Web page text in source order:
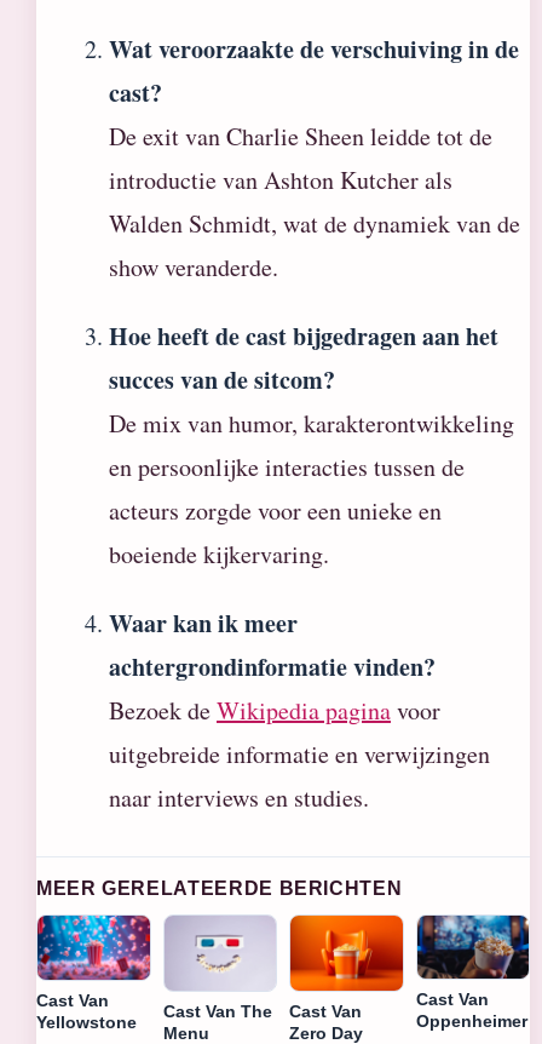
Wat veroorzaakte de verschuiving in de
cast?
De exit van Charlie Sheen leidde tot de
introductie van Ashton Kutcher als
Walden Schmidt, wat de dynamiek van de
show veranderde.
Hoe heeft de cast bijgedragen aan het
succes van de sitcom?
De mix van humor, karakterontwikkeling
en persoonlijke interacties tussen de
acteurs zorgde voor een unieke en
boeiende kijkervaring.
Waar kan ik meer
achtergrondinformatie vinden?
Bezoek deWikipedia paginavoor
uitgebreide informatie en verwijzingen
naar interviews en studies.
MEER GERELATEERDE BERICHTEN
Cast Van
Yellowstone
Cast Van The
Menu
Cast Van
Zero Day
Cast Van
Oppenheimer